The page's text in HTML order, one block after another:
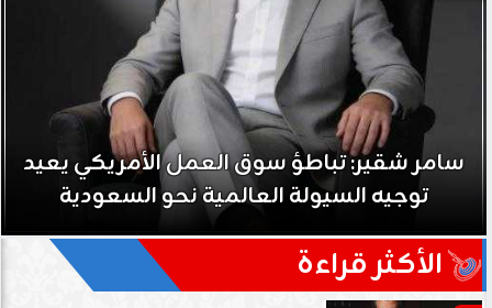
يعيد
السعودية
سامر شقير: نمو صناديق
حي على نجاح رؤية 2030...
الأكثر قراءة